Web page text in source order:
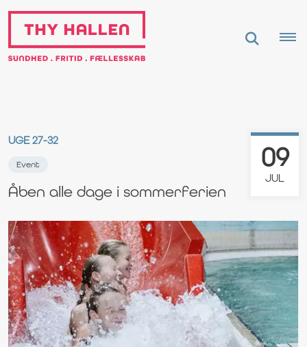
UGE 27-32
09
JUL
Event
Åben alle dage i sommerferien